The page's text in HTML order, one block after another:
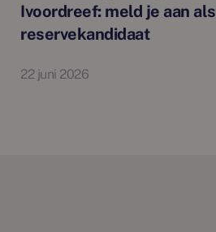
Ivoordreef: meld je aan als
reservekandidaat
22 juni 2026